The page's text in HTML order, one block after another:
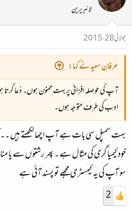
لائبریرین
جولائی 28، 2015
عرفان سعید نے کہا:
آپ کی حوصلہ افزائی پر بہت ممنون ہوں۔ دُعا کرتا
ادب کی طرف متوجہ ہوں۔
بہت سمپل سی بات ہے آپ اچھا لکھتے ہیں
خود کیمیاگری کی مثال ہے ۔ پھر رشتوں سے یا
سو آپ کی یہ کیمسٹری مجھے تو پسند آئی ہے
2